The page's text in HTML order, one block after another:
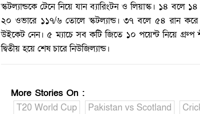
স্কটল্যান্ডকে টেনে নিয়ে যান ব্যারিংটন ও লিয়াস্ক। ১৪ বলে
২০ ওভারে ১১৭/৬ তোলে স্কটল্যান্ড। ৩৭ বলে ৫৪ রান
উইকেট নেন। ৫ ম্যাচে সব কটি জিতে ১০ পয়েন্ট নিয়ে গ্রুপ
দ্বিতীয় হয়ে শেষ চারে নিউজিল্যান্ড।
More Stories On :
T20 World Cup
Pakistan vs Scotland